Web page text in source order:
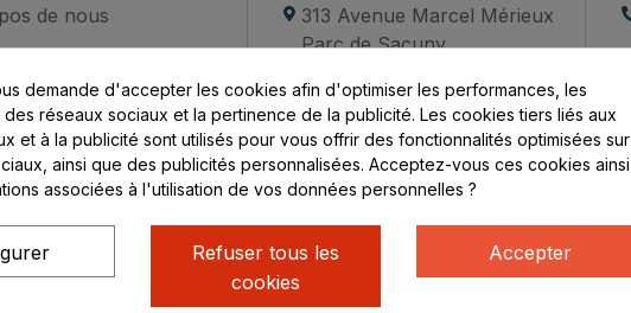
de nous
nous
313 Avenue Marcel Mérieux
Parc de Sacuny
Lundi au vendredi :
8h - 16h
uniquement sur Rendez-
vous
demande d'accepter les cookies afin d'optimiser les performances, les
réseaux sociaux et la pertinence de la publicité. Les cookies tiers liés aux
et à la publicité sont utilisés pour vous offrir des fonctionnalités optimisées sur
ainsi que des publicités personnalisées. Acceptez-vous ces cookies ainsi
associées à l'utilisation de vos données personnelles ?
Accepter
Refuser tous les
cookies